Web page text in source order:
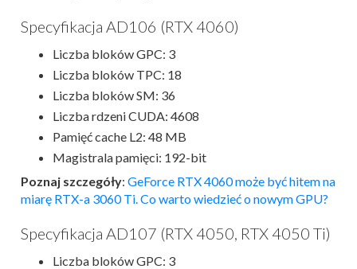
Specyfikacja AD106 (RTX 4060)
Liczba bloków GPC: 3
Liczba bloków TPC: 18
Liczba bloków SM: 36
Liczba rdzeni CUDA: 4608
Pamięć cache L2: 48 MB
Magistrala pamięci: 192-bit
Poznaj szczegóły: GeForce RTX 4060 może być hitem na
miarę RTX-a 3060 Ti. Co warto wiedzieć o nowym GPU?
Specyfikacja AD107 (RTX 4050, RTX 4050 Ti)
Liczba bloków GPC: 3